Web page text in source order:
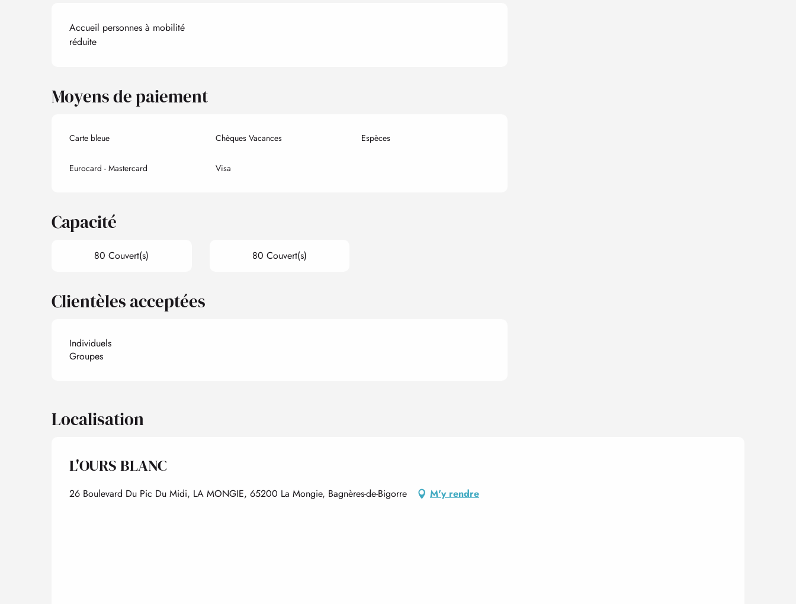
Accueil personnes à mobilité
réduite
Moyens de paiement
Carte bleue Chèques Vacances Espèces
Eurocard - Mastercard Visa
Capacité
80 Couvert(s) 80 Couvert(s)
Clientèles acceptées
Individuels
Groupes
Localisation
L'OURS BLANC
26 Boulevard Du Pic Du Midi, LA MONGIE, 65200 La Mongie, Bagnères-de-Bigorre M'y rendre